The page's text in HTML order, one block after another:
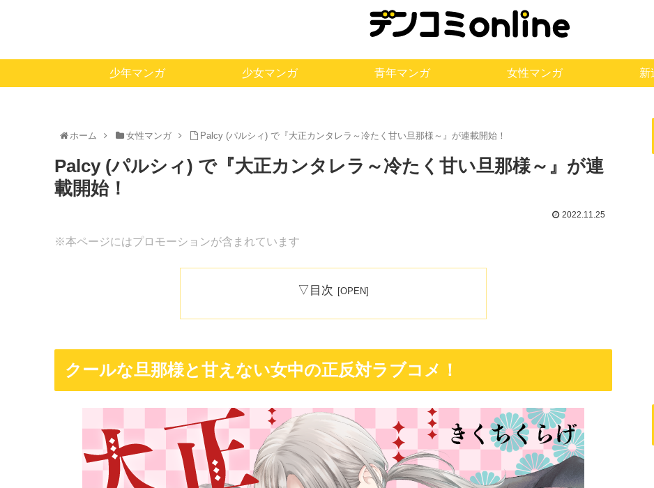
少年マンガ 少女マンガ 青年マンガ 女性マンガ 新
ホーム 女性マンガ Palcy (パルシィ) で『大正カンタレラ～冷たく甘い旦那様～』が連載開始！
Palcy (パルシィ) で『大正カンタレラ～冷たく甘い旦那様～』が連
載開始！
2022.11.25
※本ページにはプロモーションが含まれています
▽目次
クールな旦那様と甘えない女中の正反対ラブコメ！